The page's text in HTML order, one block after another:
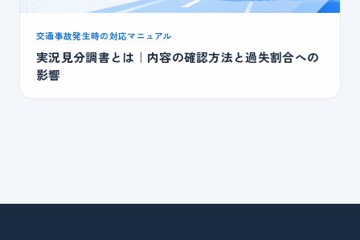
交通事故発生時の対応マニュアル
実況見分調書とは｜内容の確認方法と過失割合への
影響